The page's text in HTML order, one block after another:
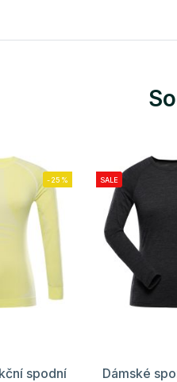
-25%
spodní
SALE
Dámské